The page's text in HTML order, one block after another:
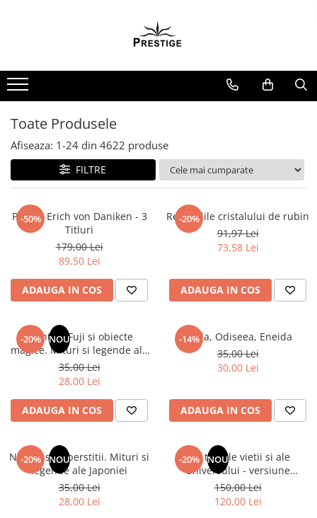
Noutati
Promotii
Spiritualitate - Ezoterism
AngelConnection
Arte Divinatorii
Chiromantie
Dezvoltare Spirituala
KidConnection
Minte Corp
New Illuminati Files
Numerologie
Paranormal
Parapsihologie
Audiobook
Religie
Crestinism
ScienceConnection
Toate Produsele
Afiseaza: 1-24 din 4622 produse
FILTRE
-50%
Pachet Erich von Daniken - 3
Titluri
179,00 Lei
89,50 Lei
ADAUGA IN COS
-20%
Revelatiile cristalului de rubin
91,97 Lei
73,58 Lei
ADAUGA IN COS
-20% NOU
Muntele Fuji si obiecte
magice. Mituri si legende ale
Japoniei
35,00 Lei
28,00 Lei
ADAUGA IN COS
-14%
Iliada, Odiseea, Eneida
35,00 Lei
30,00 Lei
ADAUGA IN COS
-20% NOU
Natura si superstitii. Mituri si
legende ale Japoniei
35,00 Lei
28,00 Lei
-20% NOU
Din tainele vietii si ale
Universului - versiune
originala din 1939. Volumele I-
III. Cutie de colectie -Scarlat
Demetrescu
150,00 Lei
120,00 Lei